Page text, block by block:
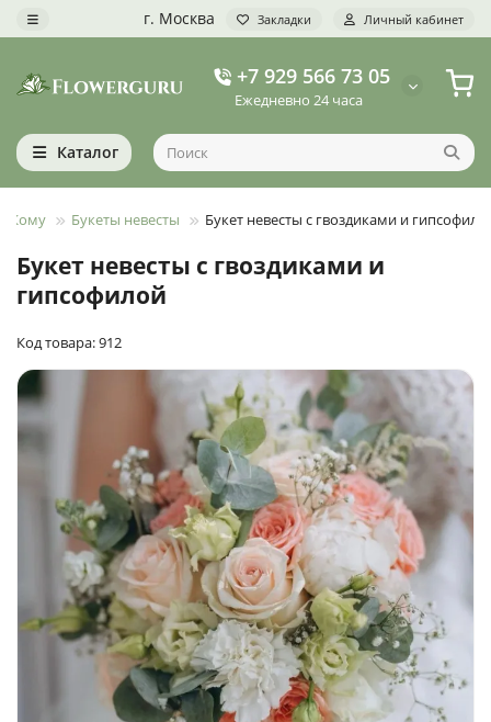
г. Москва Закладки Личный кабинет
+7 929 566 73 05
Ежедневно 24 часа
Каталог
Кому Букеты невесты Букет невесты с гвоздиками и
Букет невесты с гвоздиками и
гипсофилой
Код товара: 912